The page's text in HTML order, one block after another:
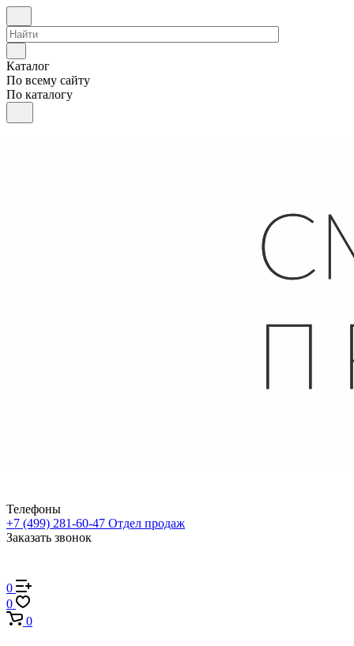
Каталог
По всему сайту
По каталогу
Телефоны
+7 (499) 281-60-47 Отдел продаж
Заказать звонок
0
0
0